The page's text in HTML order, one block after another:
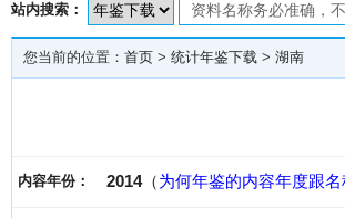
站内搜索：
您当前的位置： 首页 > 统计年鉴下载 > 湖南
内容年份： 2014（为何年鉴的内容年度跟名